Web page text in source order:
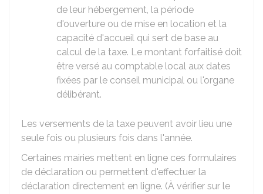
de leur hébergement, la période
d'ouverture ou de mise en location et la
capacité d'accueil qui sert de base au
calcul de la taxe. Le montant forfaitisé doit
être versé au comptable local aux dates
fixées par le conseil municipal ou l'organe
délibérant.
Les versements de la taxe peuvent avoir lieu une
seule fois ou plusieurs fois dans l'année.
Certaines mairies mettent en ligne ces formulaires
de déclaration ou permettent d'effectuer la
déclaration directement en ligne. (À vérifier sur le